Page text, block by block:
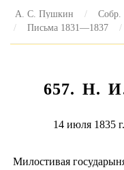
А. С. Пушкин Собр.
Письма 1831—1837
657. H.
14 июля 1835
Милостивая